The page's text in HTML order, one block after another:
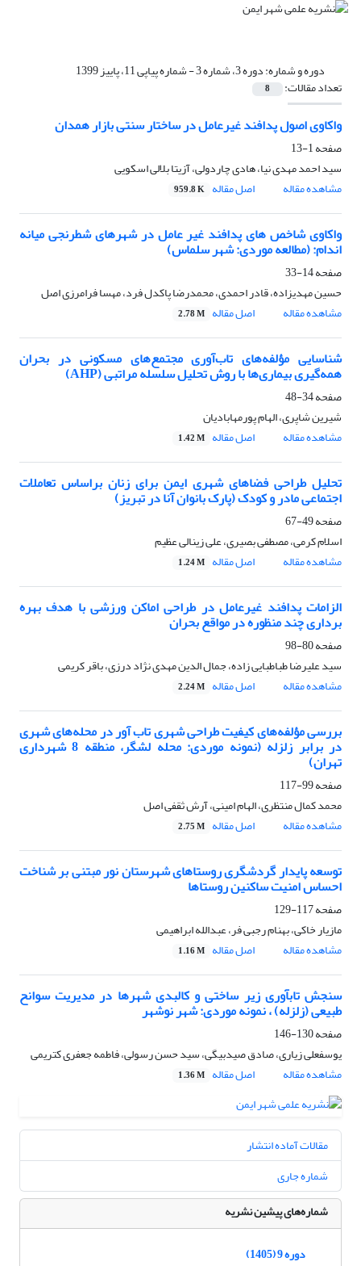
دوره و شماره:دوره 3، شماره 3 - شماره پیاپی 11، پاییز 1399
تعداد مقالات: 8
واکاوی اصول پدافند غیرعامل در ساختار سنتی بازار همدان
صفحه1-13
سید احمد مهدی نیا، هادی چاردولی، آزیتا بلالی اسکویی
مشاهده مقاله
اصل مقاله 959.8 K
واکاوی شاخص های پدافند غیر عامل در شهرهای شطرنجی میانه
اندام: (مطالعه موردی: شهر سلماس)
صفحه14-33
حسین مهدیزاده، قادر احمدی، محمدرضا پاکدل فرد، مهسا فرامرزی اصل
مشاهده مقاله
اصل مقاله 2.78 M
شناسایی مؤلفه‌های تاب‌آوری مجتمع‌های مسکونی در بحران
همه‌گیری بیماری‌ها با روش تحلیل سلسله مراتبی (AHP)
صفحه34-48
شیرین شاپری، الهام پورمهابادیان
مشاهده مقاله
اصل مقاله 1.42 M
تحلیل طراحی فضاهای شهری ایمن برای زنان براساس تعاملات
اجتماعی مادر و کودک (پارک بانوان آنا در تبریز)
صفحه49-67
اسلام کرمی، مصطفی بصیری، علی زینالی عظیم
مشاهده مقاله
اصل مقاله 1.24 M
الزامات پدافند غیرعامل در طراحی اماکن ورزشی با هدف بهره
برداری چند منظوره در مواقع بحران
صفحه80-98
سید علیرضا طباطبایی زاده، جمال الدین مهدی نژاد درزی، باقر کریمی
مشاهده مقاله
اصل مقاله 2.24 M
بررسی مؤلفه‌های کیفیت طراحی شهری تاب آور در محله‌های شهری
در برابر زلزله (نمونه موردی: محله لشگر، منطقه 8 شهرداری
تهران)
صفحه99-117
محمد کمال منتظری، الهام امینی، آرش ثقفی اصل
مشاهده مقاله
اصل مقاله 2.75 M
توسعه پایدار گردشگری روستاهای شهرستان نور مبتنی بر شناخت
احساس امنیت ساکنین روستاها
صفحه117-129
مازیار خاکی، بهنام رجبی فر، عبدالله ابراهیمی
مشاهده مقاله
اصل مقاله 1.16 M
سنجش تابآوری زیر ساختی و کالبدی شهرها در مدیریت سوانح
طبیعی (زلزله) ، نمونه موردی: شهر نوشهر
صفحه130-146
یوسفعلی زیاری، صادق صیدبیگی، سید حسن رسولی، فاطمه جعفری کتریمی
مشاهده مقاله
اصل مقاله 1.36 M
مقالات آماده انتشار
شماره جاری
شماره‌های پیشین نشریه
دوره 9 (1405)